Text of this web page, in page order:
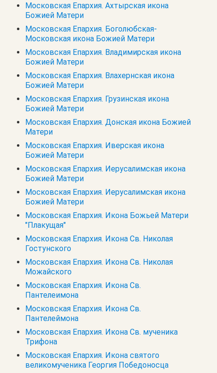
Московская Епархия. Ахтырская икона
Божией Матери
Московская Епархия. Боголюбская-
Московская икона Божией Матери
Московская Епархия. Владимирская икона
Божией Матери
Московская Епархия. Влахернская икона
Божией Матери
Московская Епархия. Грузинская икона
Божией Матери
Московская Епархия. Донская икона Божией
Матери
Московская Епархия. Иверская икона
Божией Матери
Московская Епархия. Иерусалимская икона
Божией Матери
Московская Епархия. Иерусалимская икона
Божией Матери
Московская Епархия. Икона Божьей Матери
"Плакущая"
Московская Епархия. Икона Св. Николая
Гостунского
Московская Епархия. Икона Св. Николая
Можайского
Московская Епархия. Икона Св.
Пантелеимона
Московская Епархия. Икона Св.
Пантелеймона
Московская Епархия. Икона Св. мученика
Трифона
Московская Епархия. Икона святого
великомученика Георгия Победоносца